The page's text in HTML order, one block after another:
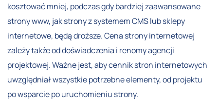
kosztować mniej, podczas gdy bardziej zaawansowane
strony www, jak strony z systemem CMS lub sklepy
internetowe, będą droższe. Cena strony internetowej
zależy także od doświadczenia i renomy agencji
projektowej. Ważne jest, aby cennik stron internetowych
uwzględniał wszystkie potrzebne elementy, od projektu
po wsparcie po uruchomieniu strony.